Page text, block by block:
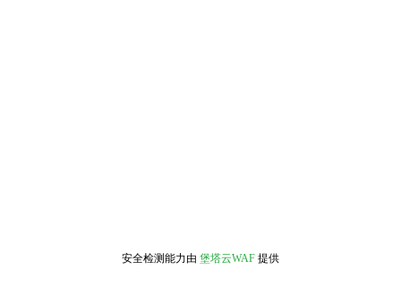
安全检测能力由 堡塔云WAF 提供